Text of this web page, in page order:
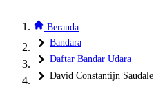
Beranda
Bandara
Daftar Bandar Udara
David Constantijn Saudale